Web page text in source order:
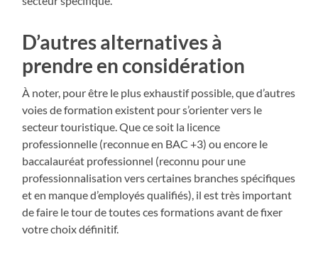
D’autres alternatives à
prendre en considération
À noter, pour être le plus exhaustif possible, que d’autres
voies de formation existent pour s’orienter vers le
secteur touristique. Que ce soit la licence
professionnelle (reconnue en BAC +3) ou encore le
baccalauréat professionnel (reconnu pour une
professionnalisation vers certaines branches spécifiques
et en manque d’employés qualifiés), il est très important
de faire le tour de toutes ces formations avant de fixer
votre choix définitif.